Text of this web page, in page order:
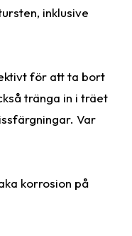
inklusive
för att ta bort
tränga in i träet
Var
korrosion på